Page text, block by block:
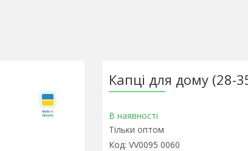
Капці для дому (28-
В наявності
Тільки оптом
Код: VV0095 0060